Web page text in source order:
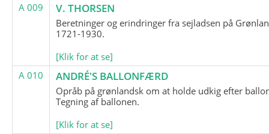
A 009
V. THORSEN
Beretninger og erindringer fra sejladsen på
1721-1930.
[Klik for at se]
A 010
ANDRÉ'S BALLONFÆRD
Opråb på grønlandsk om at holde udkig efter
Tegning af ballonen.
[Klik for at se]